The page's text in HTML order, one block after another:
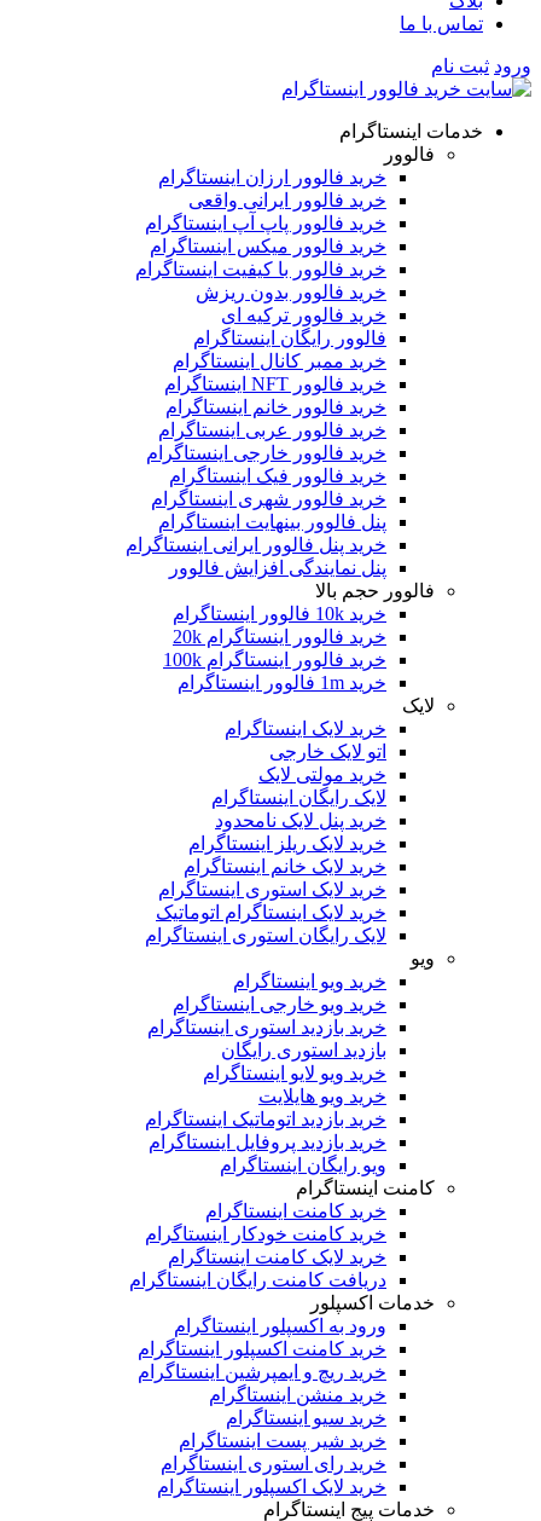
با ما
نام
اینستاگرام
خرید فالوور ارزان اینستاگرام
خرید فالوور ایرانی واقعی
خرید فالوور پاپ آپ اینستاگرام
خرید فالوور میکس اینستاگرام
خرید فالوور با کیفیت اینستاگرام
خرید فالوور بدون ریزش
خرید فالوور ترکیه ای
فالوور رایگان اینستاگرام
خرید ممبر کانال اینستاگرام
خرید فالوور NFT اینستاگرام
خرید فالوور خانم اینستاگرام
خرید فالوور عربی اینستاگرام
خرید فالوور خارجی اینستاگرام
خرید فالوور فیک اینستاگرام
خرید فالوور شهری اینستاگرام
پنل فالوور بینهایت اینستاگرام
خرید پنل فالوور ایرانی اینستاگرام
پنل نمایندگی افزایش فالوور
فالوور حجم بالا
خرید فالوور اینستاگرام 20k
خرید فالوور اینستاگرام 100k
خرید لایک اینستاگرام
اتو لایک خارجی
خرید مولتی لایک
لایک رایگان اینستاگرام
خرید پنل لایک نامحدود
خرید لایک ریلز اینستاگرام
خرید لایک خانم اینستاگرام
خرید لایک استوری اینستاگرام
خرید لایک اینستاگرام اتوماتیک
لایک رایگان استوری اینستاگرام
خرید ویو اینستاگرام
خرید ویو خارجی اینستاگرام
خرید بازدید استوری اینستاگرام
بازدید استوری رایگان
خرید ویو لایو اینستاگرام
خرید ویو هایلایت
خرید بازدید اتوماتیک اینستاگرام
خرید بازدید پروفایل اینستاگرام
ویو رایگان اینستاگرام
کامنت اینستاگرام
خرید کامنت اینستاگرام
خرید کامنت خودکار اینستاگرام
خرید لایک کامنت اینستاگرام
دریافت کامنت رایگان اینستاگرام
خدمات اکسپلور
ورود به اکسپلور اینستاگرام
خرید کامنت اکسپلور اینستاگرام
خرید ریچ و ایمپرشین اینستاگرام
خرید منشن اینستاگرام
خرید سیو اینستاگرام
خرید شیر پست اینستاگرام
خرید رای استوری اینستاگرام
خرید لایک اکسپلور اینستاگرام
خدمات پیج اینستاگرام